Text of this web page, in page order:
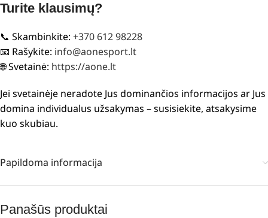
Turite klausimų?
📞 Skambinkite: +370 612 98228
📧 Rašykite: info@aonesport.lt
🌐 Svetainė: https://aone.lt
Jei svetainėje neradote Jus dominančios informacijos ar Jus
domina individualus užsakymas – susisiekite, atsakysime
kuo skubiau.
Papildoma informacija
Panašūs produktai